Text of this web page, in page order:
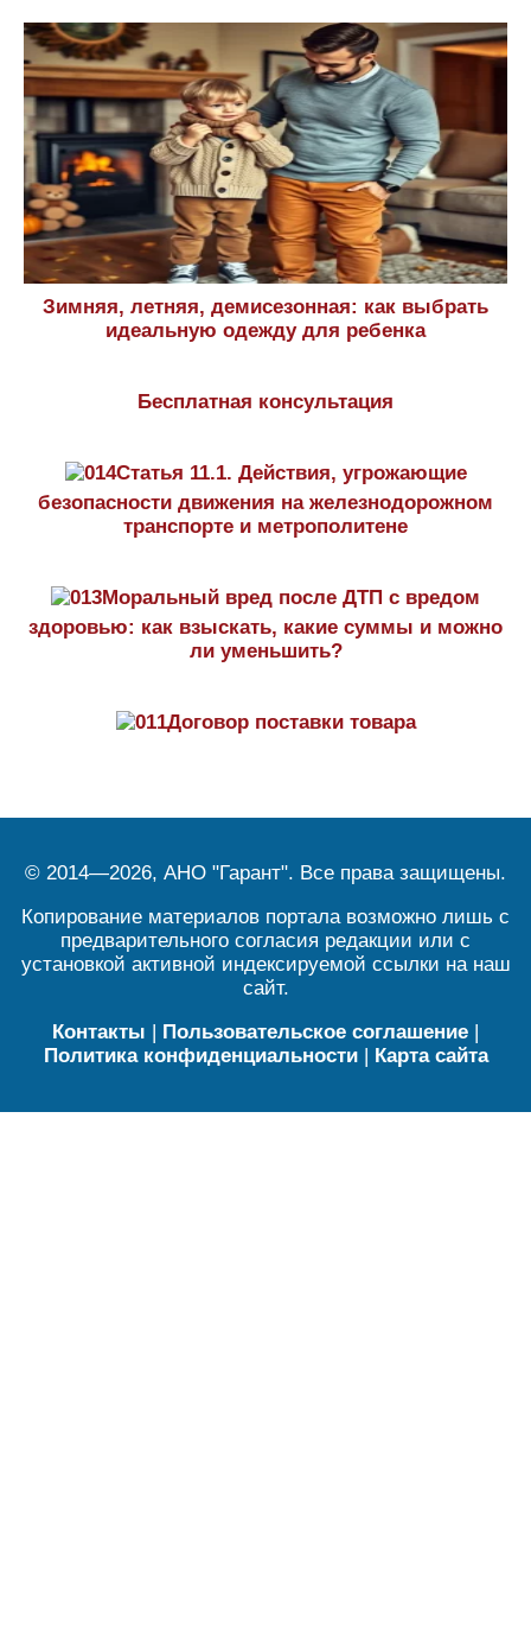
Зимняя, летняя, демисезонная: как выбрать
идеальную одежду для ребенка
Бесплатная консультация
Статья 11.1. Действия, угрожающие
безопасности движения на железнодорожном
транспорте и метрополитене
Моральный вред после ДТП с вредом
здоровью: как взыскать, какие суммы и можно
ли уменьшить?
Договор поставки товара
© 2014—2026, АНО "Гарант". Все права защищены.
Копирование материалов портала возможно лишь с
предварительного согласия редакции или с
установкой активной индексируемой ссылки на наш
сайт.
Контакты | Пользовательское соглашение |
Политика конфиденциальности| Карта сайта